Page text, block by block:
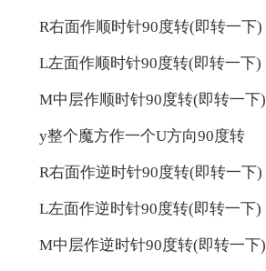
R右面作顺时针90度转(即转一下)
L左面作顺时针90度转(即转一下)
M中层作顺时针90度转(即转一下)
y整个魔方作一个U方向90度转
R右面作逆时针90度转(即转一下)
L左面作逆时针90度转(即转一下)
M中层作逆时针90度转(即转一下)